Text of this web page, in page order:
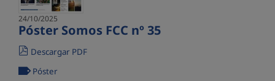
24/10/2025
Póster Somos FCC nº 35
Descargar PDF
Póster